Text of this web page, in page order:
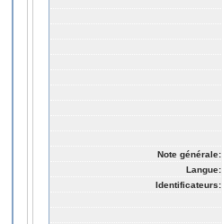
Note générale:
Langue:
Identificateurs: